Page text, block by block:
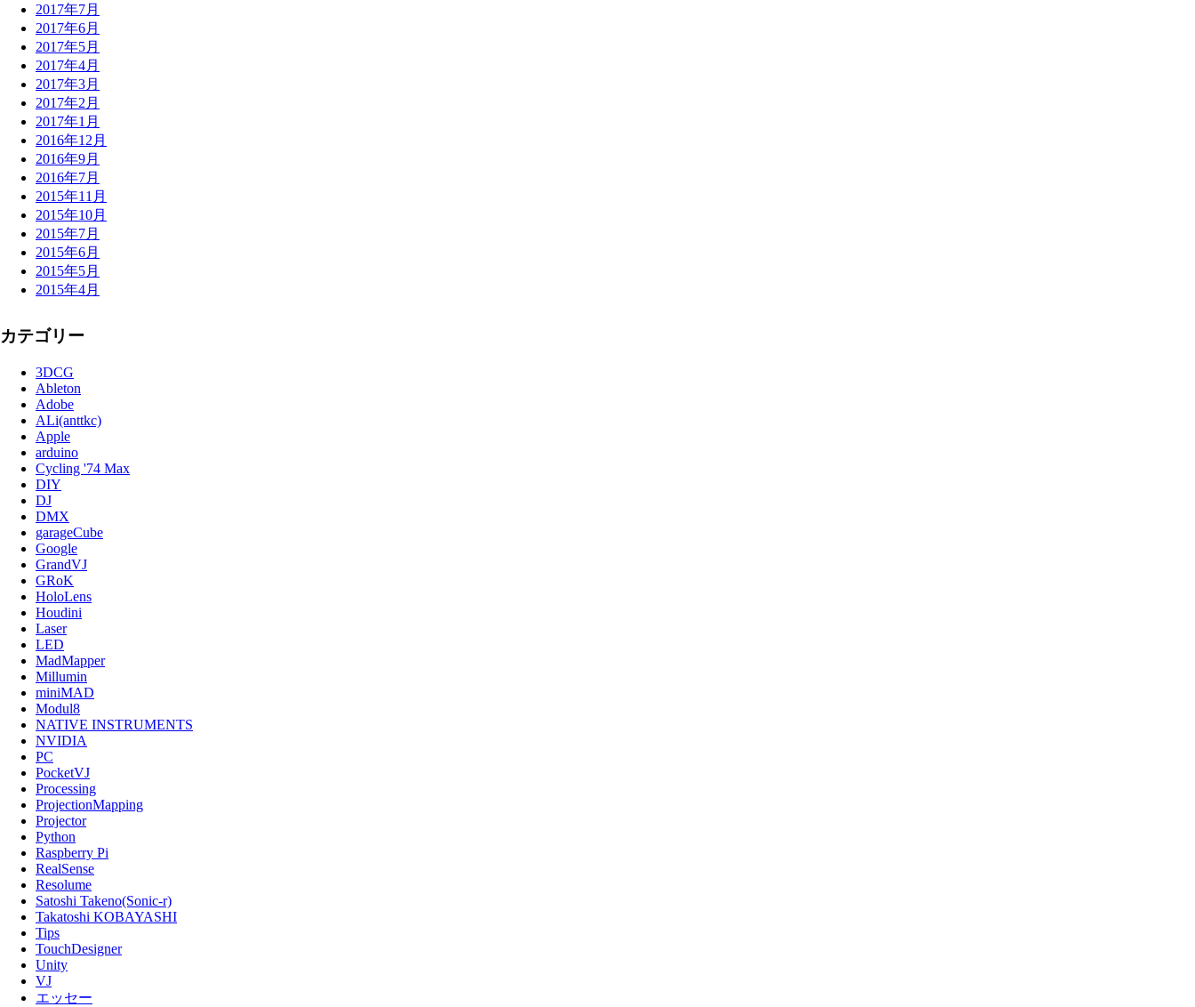
2017年7月
2017年6月
2017年5月
2017年4月
2017年3月
2017年2月
2017年1月
2016年12月
2016年9月
2016年7月
2015年11月
2015年10月
2015年7月
2015年6月
2015年5月
2015年4月
カテゴリー
3DCG
Ableton
Adobe
ALi(anttkc)
Apple
arduino
Cycling '74 Max
DIY
DJ
DMX
garageCube
Google
GrandVJ
GRoK
HoloLens
Houdini
Laser
LED
MadMapper
Millumin
miniMAD
Modul8
NATIVE INSTRUMENTS
NVIDIA
PC
PocketVJ
Processing
ProjectionMapping
Projector
Python
Raspberry Pi
RealSense
Resolume
Satoshi Takeno(Sonic-r)
Takatoshi KOBAYASHI
Tips
TouchDesigner
Unity
VJ
エッセー